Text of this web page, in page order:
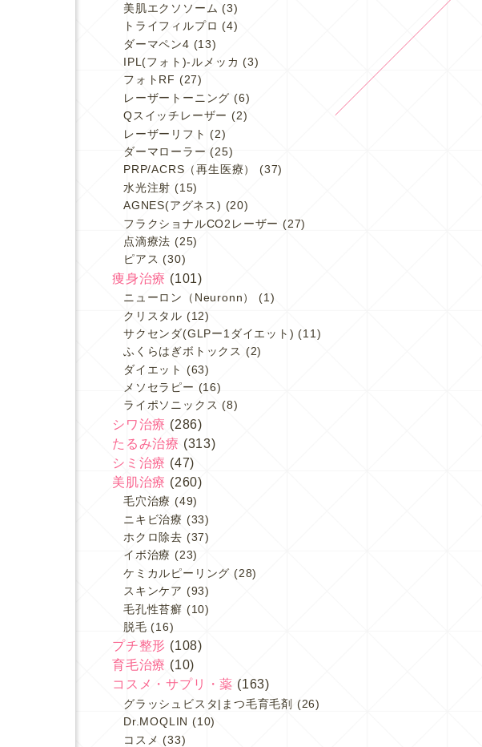
美肌エクソソーム (3)
トライフィルプロ (4)
ダーマペン4 (13)
IPL(フォト)-ルメッカ (3)
フォトRF (27)
レーザートーニング (6)
Qスイッチレーザー (2)
レーザーリフト (2)
ダーマローラー (25)
PRP/ACRS（再生医療）
(37)
水光注射 (15)
AGNES(アグネス) (20)
フラクショナルCO2レーザー (27)
点滴療法 (25)
ピアス (30)
痩身治療 (101)
ニューロン（Neuronn）
(1)
クリスタル (12)
サクセンダ(GLPー1ダイエット) (11)
ふくらはぎボトックス (2)
ダイエット (63)
メソセラピー (16)
ライポソニックス (8)
シワ治療 (286)
たるみ治療 (313)
シミ治療 (47)
美肌治療 (260)
毛穴治療 (49)
ニキビ治療 (33)
ホクロ除去 (37)
イボ治療 (23)
ケミカルピーリング (28)
スキンケア (93)
毛孔性苔癬 (10)
脱毛 (16)
プチ整形 (108)
育毛治療 (10)
コスメ・サプリ・薬 (163)
グラッシュビスタ|まつ毛育毛剤
(26)
Dr.MOQLIN (10)
コスメ (33)